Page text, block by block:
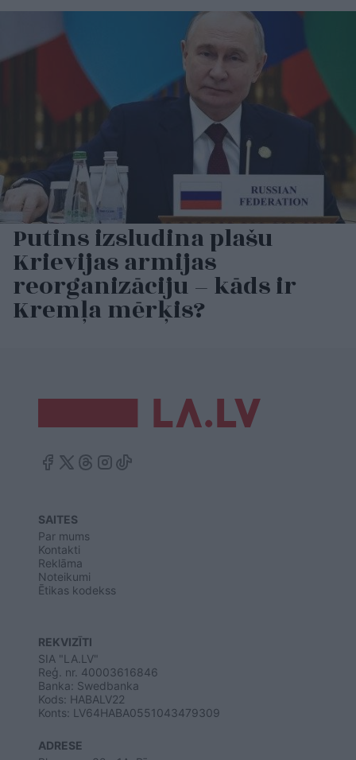
Putins izsludina plašu
Krievijas armijas
reorganizāciju – kāds ir
Kremļa mērķis?
SAITES
Par mums
Kontakti
Reklāma
Noteikumi
Ētikas kodekss
REKVIZĪTI
SIA "LA.LV"
Reģ. nr. 40003616846
Banka: Swedbanka
Kods: HABALV22
Konts: LV64HABA0551043479309
ADRESE